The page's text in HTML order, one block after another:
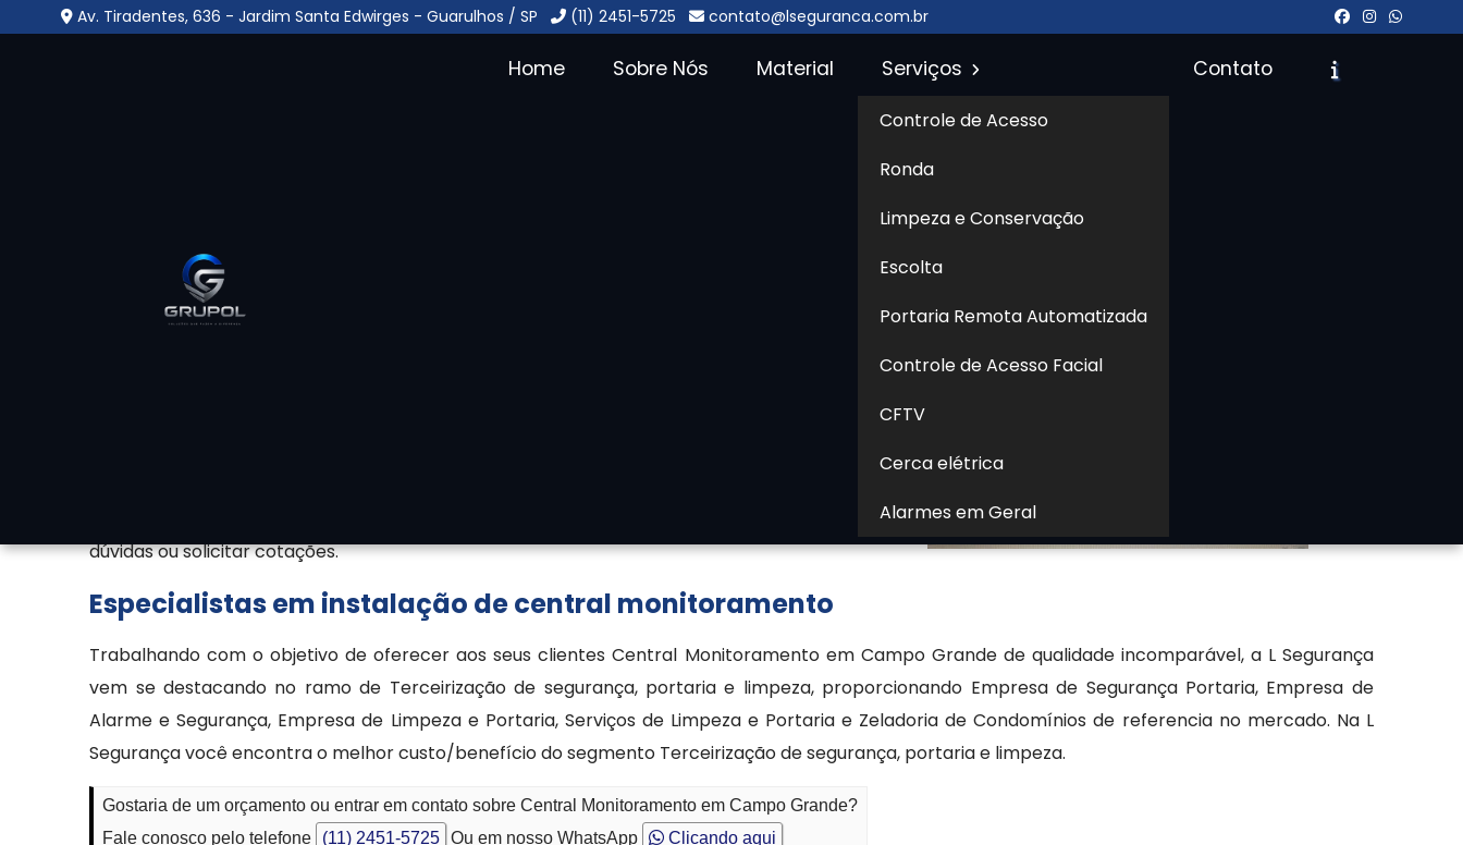
Av. Tiradentes, 636 - Jardim Santa Edwirges - Guarulhos / SP (11) 2451-5725 contato@lseguranca.com.br
Home Sobre Nós Material Serviços
Controle de Acesso
Ronda
Limpeza e Conservação
Escolta
Portaria Remota Automatizada
Controle de Acesso Facial
CFTV
Cerca elétrica
Alarmes em Geral
Contato
Informações
Se você procura pelo melhor lugar onde encontrar
Central Monitoramento em Campo
em uma empresa especializada para te atender com qualidade, ética, respeito,
uma empresa especializada em soluções de segurança terceirizada, também oferecendo
serviços gerais como zeladoria, portaria, controle de acesso, entre outros. Quer saber mais
comunicação disponíveis e fale diretamente com nosso atendimento especializado para tirar
dúvidas ou solicitar cotações.
Especialistas em instalação de central monitoramento
Trabalhando com o objetivo de oferecer aos seus clientes Central Monitoramento em Campo Grande de qualidade incomparável, a L Segurança
vem se destacando no ramo de Terceirização de segurança, portaria e limpeza, proporcionando Empresa de Segurança Portaria, Empresa de
Alarme e Segurança, Empresa de Limpeza e Portaria, Serviços de Limpeza e Portaria e Zeladoria de Condomínios de referencia no mercado. Na L
Segurança você encontra o melhor custo/benefício do segmento Terceirização de segurança, portaria e limpeza.
Gostaria de um orçamento ou entrar em contato sobre Central Monitoramento em Campo Grande?
Fale conosco pelo telefone
(11) 2451-5725 Ou em nosso WhatsApp Clicando aqui